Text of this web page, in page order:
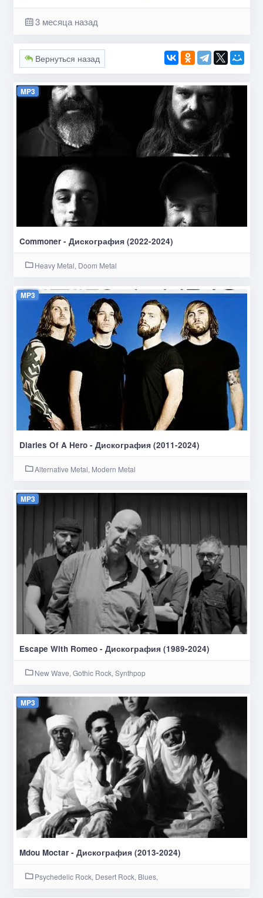
3 месяца назад
Вернуться назад
MP3
Commoner - Дискография (2022-2024)
Heavy Metal, Doom Metal
MP3
Diaries Of A Hero - Дискография (2011-2024)
Alternative Metal, Modern Metal
MP3
Escape With Romeo - Дискография (1989-2024)
New Wave, Gothic Rock, Synthpop
MP3
Mdou Moctar - Дискография (2013-2024)
Psychedelic Rock, Desert Rock, Blues,